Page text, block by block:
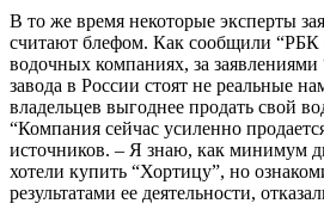
В то же время некоторые эксперты
считают блефом. Как сообщили “РБК
водочных компаниях, за
завода в России стоят не реальные
владельцев выгоднее продать свой
“Компания сейчас усиленно
источников. – Я знаю, как минимум
хотели купить “Хортицу”, но
результатами ее деятельности,